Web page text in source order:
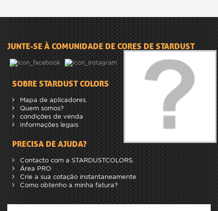
JUNTE-SE À COMUNIDADE DE CORES DE STARDUST
SOBRE STARDUST COLORS
Mapa de aplicadores.
Quem somos?
condições de venda
Informações legais
PRECISA DE AJUDA?
Contacto com a STARDUSTCOLORS.
Área PRO
Crie a sua cotação instantaneamente
Como obtenho a minha fatura?